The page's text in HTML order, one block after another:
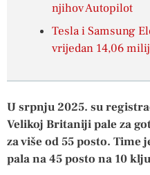
njihov Autopilot
Tesla i Samsung
vrijedan 14,06
U srpnju 2025. su
Velikoj Britaniji pale za
za više od 55 posto. Time
pala na 45 posto na 10